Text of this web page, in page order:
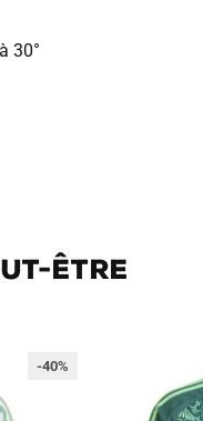
30°
être
-40%